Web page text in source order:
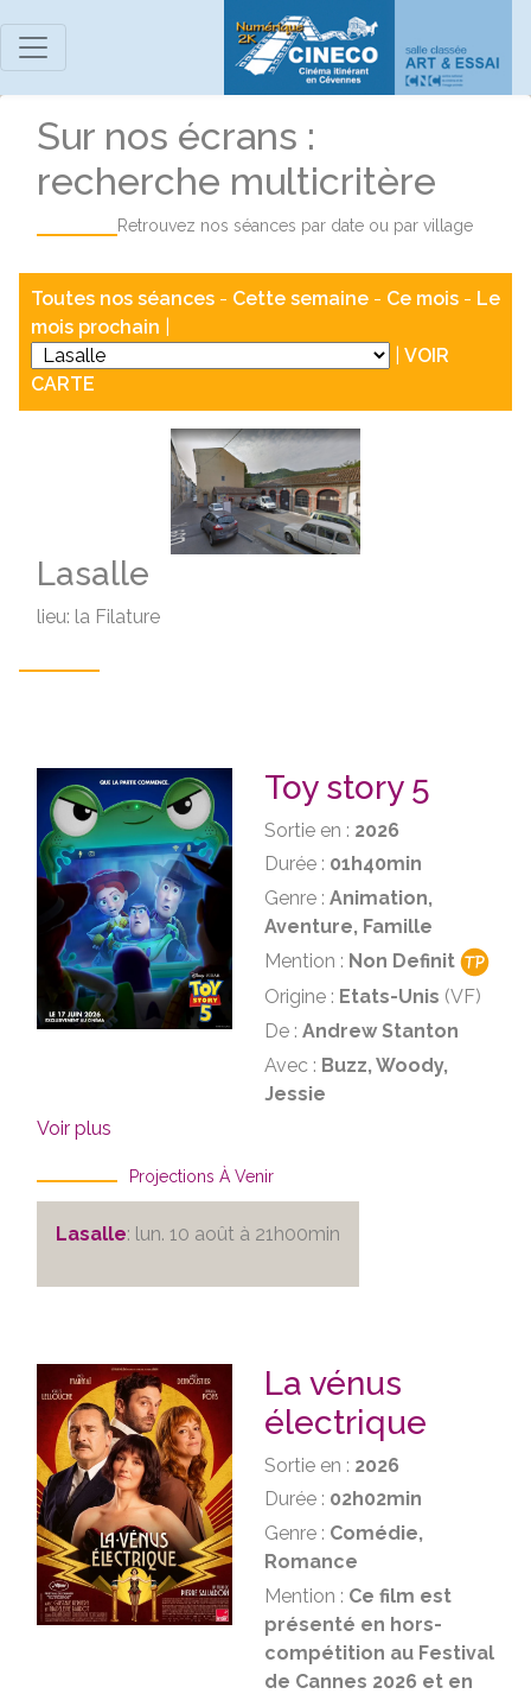
Sur nos écrans :
recherche multicritère
Retrouvez nos séances par date ou par village
Toutes nos séances - Cette semaine - Ce mois - Le
mois prochain
VOIR
CARTE
Lasalle
lieu: la Filature
Toy story 5
Sortie en : 2026
Durée : 01h40min
Genre : Animation,
Aventure, Famille
Mention : Non Definit
Origine : Etats-Unis (VF)
De : Andrew Stanton
Avec : Buzz, Woody,
Jessie
Voir plus
Projections À Venir
Lasalle: lun. 10 août à 21h00min
La vénus
électrique
Sortie en : 2026
Durée : 02h02min
Genre : Comédie,
Romance
Mention : Ce film est
présenté en hors-
compétition au Festival
de Cannes 2026 et en